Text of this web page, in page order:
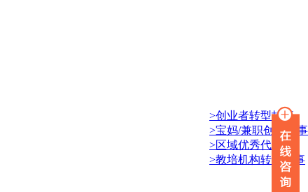
>创业者转型故事
>宝妈/兼职创业故事
>区域优秀代理商
>教培机构转型故事